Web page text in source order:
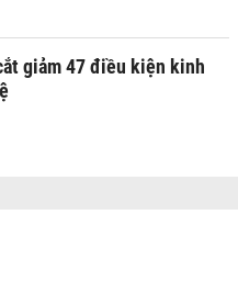
giảm 47 điều kiện kinh